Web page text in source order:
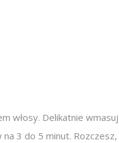
Delikatnie
3 do 5 minut.